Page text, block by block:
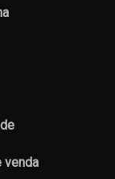
venda